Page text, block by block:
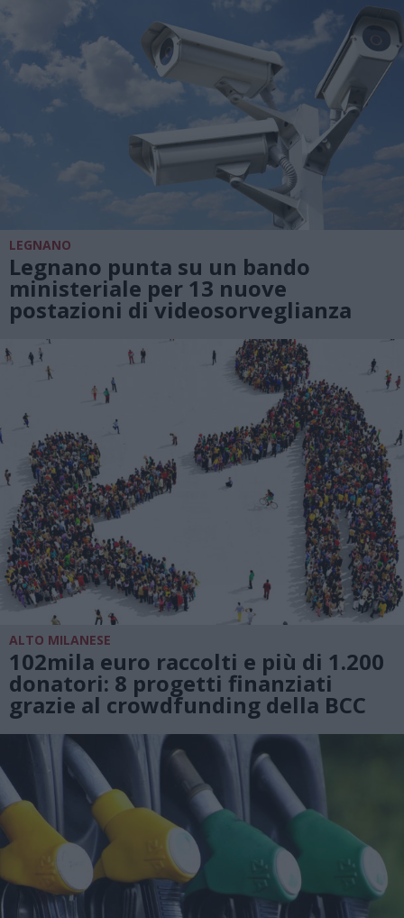
LEGNANO
Legnano punta su un bando
ministeriale per 13 nuove
postazioni di videosorveglianza
ALTO MILANESE
102mila euro raccolti e più di 1.200
donatori: 8 progetti finanziati
grazie al crowdfunding della BCC